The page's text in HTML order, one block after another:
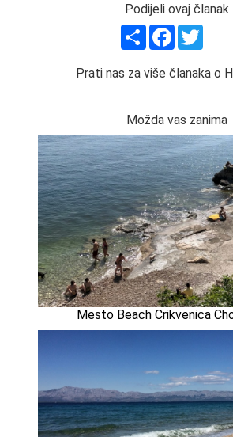
Podijeli ovaj članak
ShareFacebook
Prati nas za više članaka o
Možda vas zanima
Mesto Beach Crikvenica